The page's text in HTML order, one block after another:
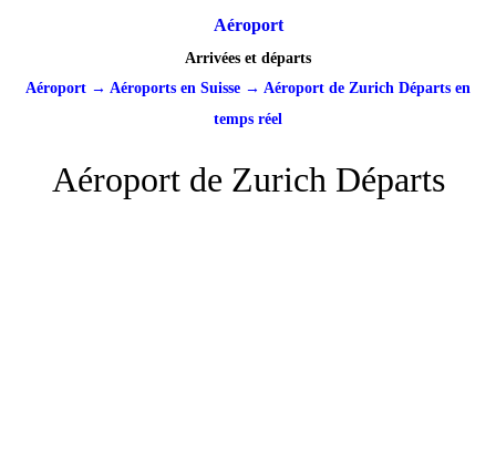
Aéroport
Arrivées et départs
Aéroport → Aéroports en Suisse → Aéroport de Zurich Départs en
temps réel
Aéroport de Zurich Départs